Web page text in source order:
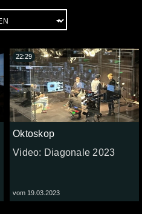
Oktoskop
Video: Diagonale 2023
vom 19.03.2023
22:29